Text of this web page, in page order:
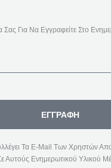
Σας Για Να Εγγραφείτε Στο
ΕΓΓΡΑΦΉ
Τα E-Mail Των Χρηστών
Αυτούς Ενημερωτικού Υλικού